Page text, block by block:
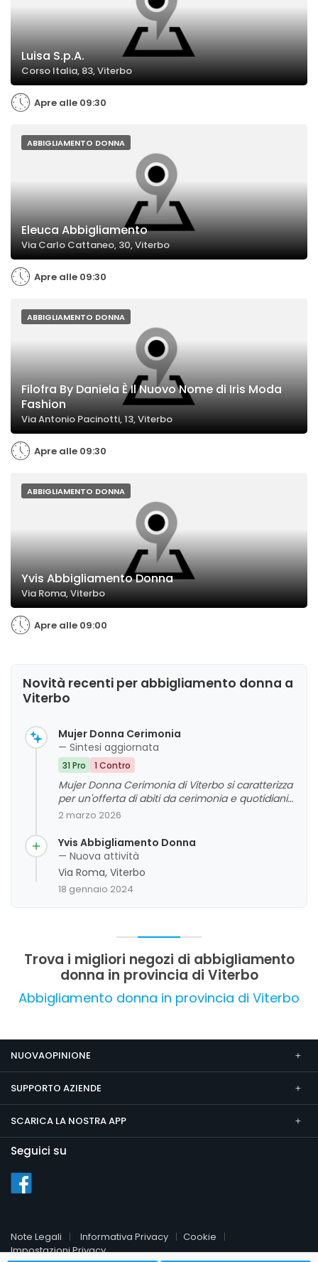
Luisa S.p.A.
Corso Italia, 83, Viterbo
Apre alle 09:30
ABBIGLIAMENTO DONNA
Eleuca Abbigliamento
Via Carlo Cattaneo, 30, Viterbo
Apre alle 09:30
ABBIGLIAMENTO DONNA
Filofra By Daniela È Il Nuovo Nome di Iris Moda
Fashion
Via Antonio Pacinotti, 13, Viterbo
Apre alle 09:30
ABBIGLIAMENTO DONNA
Yvis Abbigliamento Donna
Via Roma, Viterbo
Apre alle 09:00
Novità recenti per abbigliamento donna a
Viterbo
Mujer Donna Cerimonia
— Sintesi aggiornata
31 Pro 1 Contro
Mujer Donna Cerimonia di Viterbo si caratterizza
per un'offerta di abiti da cerimonia e quotidiani
di alta qualità, con un'attenzione particolare alla
dettagli. La clientela apprezza molto la cortesia,
la competenza e la disponibilità del personale,
che sa guidare con attenzione e delicatezza
nelle scelte di abbigliamento, anche in base alle
esigenze di corporatura e alle occasioni.
garantiscono un servizio puntuale e
cortesia rende Mujer Donna Cerimonia un
punto di riferimento affidabile nel settore
abbigliamento donna per cerimonie e occasioni
speciali.
2 marzo 2026
Yvis Abbigliamento Donna
— Nuova attività
Via Roma, Viterbo
18 gennaio 2024
Trova i migliori negozi di abbigliamento
donna in provincia di Viterbo
Abbigliamento donna in provincia di Viterbo
NUOVAOPINIONE
SUPPORTO AZIENDE
SCARICA LA NOSTRA APP
Seguici su
Note Legali Informativa Privacy
Cookie
Impostazioni Privacy